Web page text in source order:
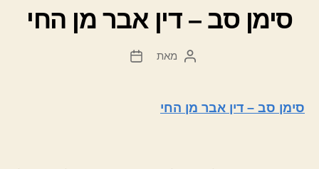
סימן סב – דין אבר מן החי
המחבר
מאת
תאריך
סימן סב – דין אבר מן החי